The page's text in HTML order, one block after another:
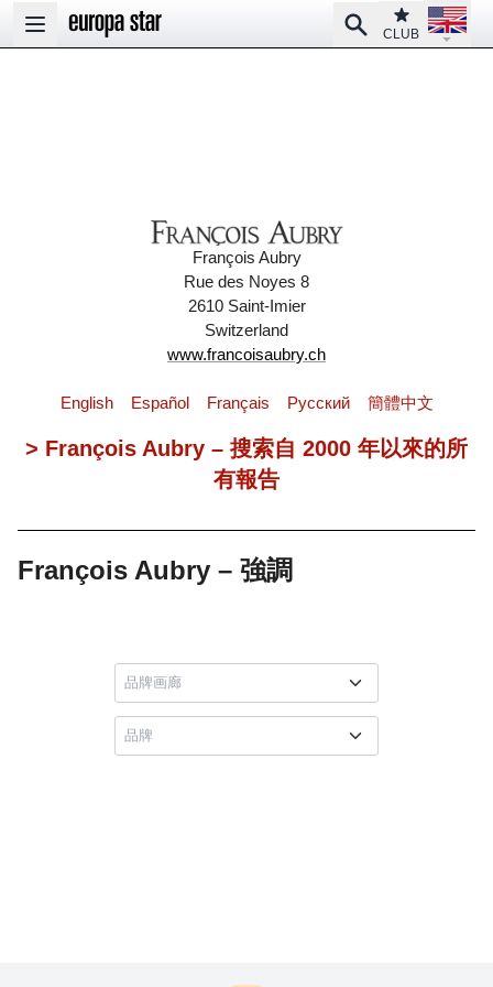
Open main menu
SearchClub
CLUB
Open
François Aubry
Rue des Noyes 8
2610 Saint-Imier
Switzerland
www.francoisaubry.ch
English Español Français Pусский 簡體中文
> François Aubry – 搜索自 2000 年以來的所
有報告
François Aubry – 強調